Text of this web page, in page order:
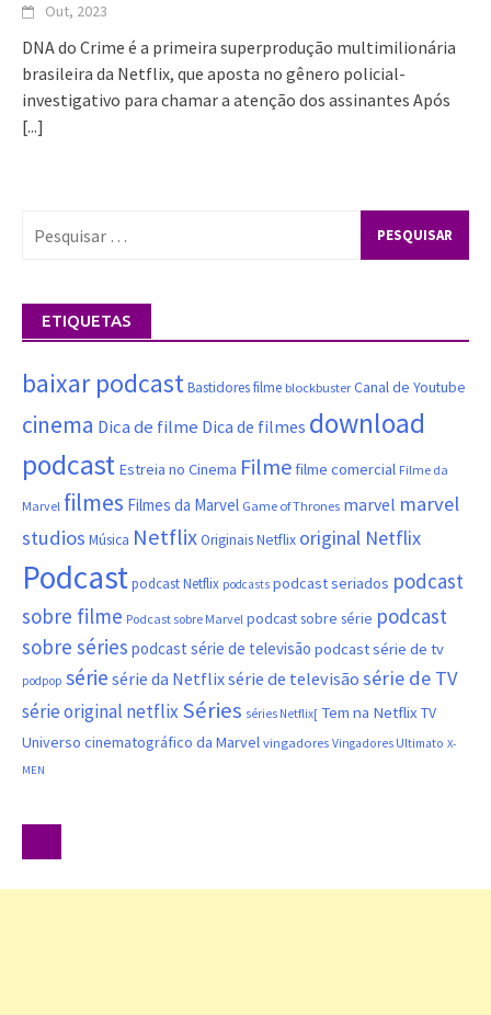
Out, 2023
DNA do Crime é a primeira superprodução multimilionária
brasileira da Netflix, que aposta no gênero policial-
investigativo para chamar a atenção dos assinantes Após
[...]
ETIQUETAS
baixar podcastBastidores filme blockbuster Canal de Youtube
cinema Dica de filme Dica de filmes download
podcast Estreia no Cinema Filmefilme comercial Filme da
Marvel filmes Filmes da Marvel Game of Thrones marvel marvel
studios Música NetflixOriginais Netflix original Netflix
Podcastpodcast Netflix podcasts podcast seriados podcast
sobre filme Podcast sobre Marvel podcast sobre série podcast
sobre séries podcast série de televisão podcast série de tv
podpop série série da Netflixsérie de televisão série de TV
série original netflix Séries séries Netflix[ Tem na Netflix TV
Universo cinematográfico da Marvel vingadores Vingadores Ultimato X-
MEN